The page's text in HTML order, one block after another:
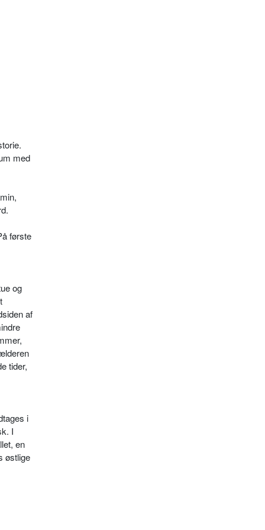
med
første
og
af
tider,
i
I
en
østlige